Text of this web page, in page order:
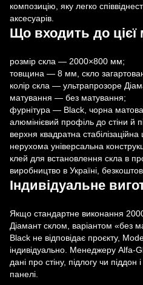
композицію, яку легко
аксесуарів.
Що входить до цієї
розмір скла — 2000×800 мм;
товщина — 8 мм, скло
колір скла — ультрапрозоре
матування — без матування;
фурнітура — Black, чорна
алюмінієвий профіль до стіни й
верхня квадратна стабілізаційна
нерухома універсальна
клей для встановлення скла в
виробництво в Україні,
Індивідуальне
Якщо стандартне виконання
Діамант склом, варіантом «без
Black не відповідає проєкту,
індивідуально. Менеджеру Alfa-
дані про стіну, підлогу чи
панелі.